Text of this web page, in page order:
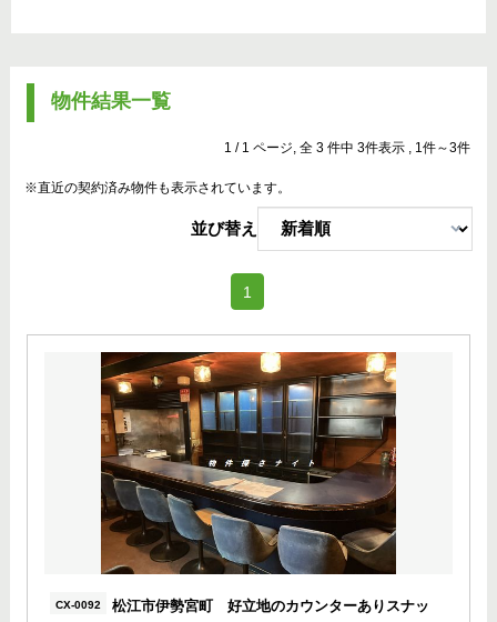
物件結果一覧
1 / 1 ページ, 全 3 件中 3件表示 , 1件～3件
※直近の契約済み物件も表示されています。
並び替え
1
CX-0092 松江市伊勢宮町 好立地のカウンターありスナッ